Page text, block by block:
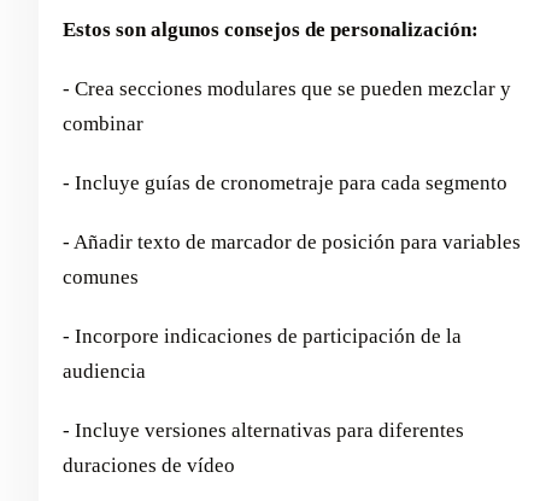
Estos son algunos consejos de personalización:
- Crea secciones modulares que se pueden mezclar y
combinar
- Incluye guías de cronometraje para cada segmento
- Añadir texto de marcador de posición para variables
comunes
- Incorpore indicaciones de participación de la
audiencia
- Incluye versiones alternativas para diferentes
duraciones de vídeo